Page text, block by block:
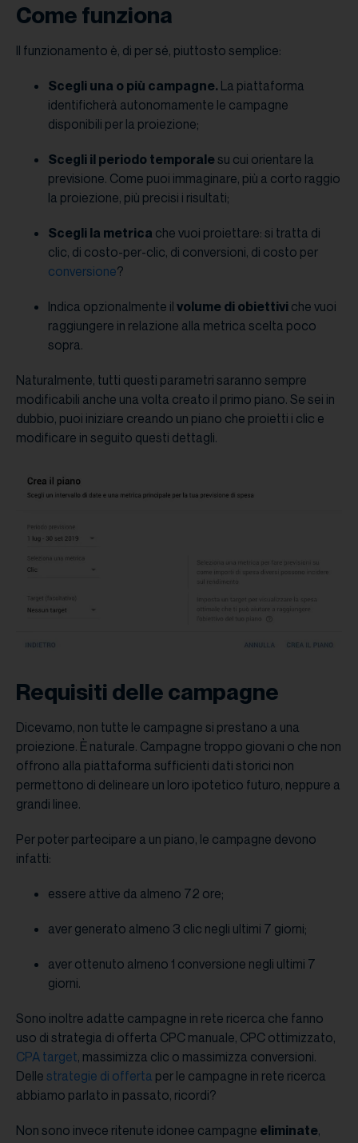
Come funziona
Il funzionamento è, di per sé, piuttosto semplice:
Scegli una o più campagne. La piattaforma
identificherà autonomamente le campagne
disponibili per la proiezione;
Scegli il periodo temporalesu cui orientare la
previsione. Come puoi immaginare, più a corto raggio
la proiezione, più precisi i risultati;
Scegli la metrica che vuoi proiettare: si tratta di
clic, di costo-per-clic, di conversioni, di costo per
conversione?
Indica opzionalmente il volume di obiettivi che vuoi
raggiungere in relazione alla metrica scelta poco
sopra.
Naturalmente, tutti questi parametri saranno sempre
modificabili anche una volta creato il primo piano. Se sei in
dubbio, puoi iniziare creando un piano che proietti i clic e
modificare in seguito questi dettagli.
Requisiti delle campagne
Dicevamo, non tutte le campagne si prestano a una
proiezione. È naturale. Campagne troppo giovani o che non
offrono alla piattaforma sufficienti dati storici non
permettono di delineare un loro ipotetico futuro, neppure a
grandi linee.
Per poter partecipare a un piano, le campagne devono
infatti:
essere attive da almeno 72 ore;
aver generato almeno 3 clic negli ultimi 7 giorni;
aver ottenuto almeno 1 conversione negli ultimi 7
giorni.
Sono inoltre adatte campagne in rete ricerca che fanno
uso di strategia di offerta CPC manuale, CPC ottimizzato,
CPA target, massimizza clic o massimizza conversioni.
Delle strategie di offerta per le campagne in rete ricerca
abbiamo parlato in passato, ricordi?
Non sono invece ritenute idonee campagne eliminate,